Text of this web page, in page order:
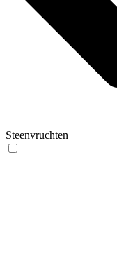
Steenvruchten